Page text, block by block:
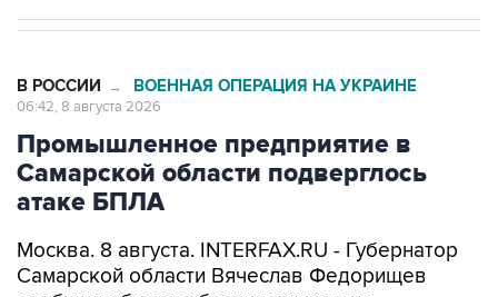
В РОССИИ → ВОЕННАЯ ОПЕРАЦИЯ НА УКРАИНЕ
06:42, 8 августа 2026
Промышленное предприятие в
Самарской области подверглось
атаке БПЛА
Москва. 8 августа. INTERFAX.RU - Губернатор
Самарской области Вячеслав Федорищев